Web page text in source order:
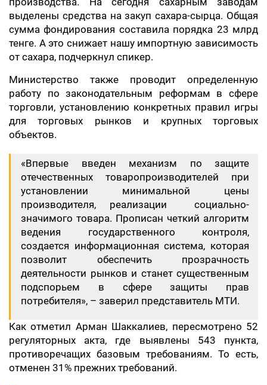
выделены средства на закуп сахара-сырца. Общая
сумма фондирования составила порядка 23 млрд
тенге. А это снижает нашу импортную зависимость
от сахара, подчеркнул спикер.
Министерство также проводит определенную
работу по законодательным реформам в сфере
торговли, установлению конкретных правил игры
для торговых рынков и крупных торговых
объектов.
«Впервые введен механизм по защите
отечественных товаропроизводителей при
установлении минимальной цены
производителя, реализации социально-
значимого товара. Прописан четкий алгоритм
ведения государственного контроля,
создается информационная система, которая
позволит обеспечить прозрачность
деятельности рынков и станет существенным
подспорьем в сфере защиты прав
потребителя», – заверил представитель МТИ.
Как отметил Арман Шаккалиев, пересмотрено 52
регуляторных акта, где выявлены 543 пункта,
противоречащих базовым требованиям. То есть,
отменен 31% прежних требований.